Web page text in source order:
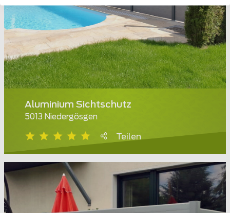
Aluminium Sichtschutz
5013 Niedergösgen
Teilen